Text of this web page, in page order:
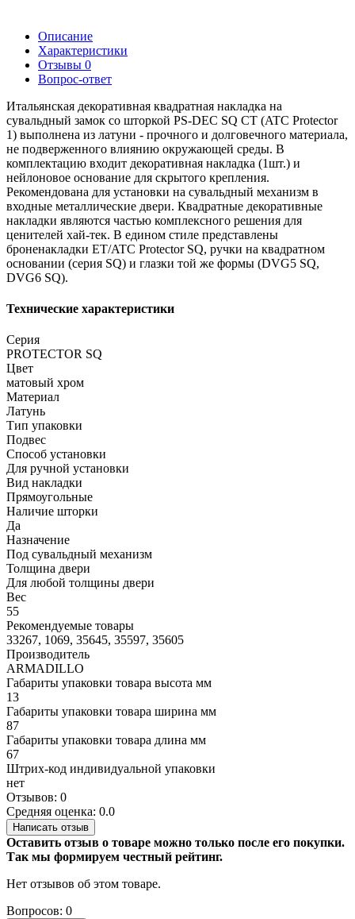
Описание
Характеристики
Отзывы 0
Вопрос-ответ
Итальянская декоративная квадратная накладка на
сувальдный замок со шторкой PS-DEC SQ CT (ATC Protector
1) выполнена из латуни - прочного и долговечного материала,
не подверженного влиянию окружающей среды. В
комплектацию входит декоративная накладка (1шт.) и
нейлоновое основание для скрытого крепления.
Рекомендована для установки на сувальдный механизм в
входные металлические двери. Квадратные декоративные
накладки являются частью комплексного решения для
ценителей хай-тек. В едином стиле представлены
броненакладки ET/ATC Protector SQ, ручки на квадратном
основании (серия SQ) и глазки той же формы (DVG5 SQ,
DVG6 SQ).
Технические характеристики
Серия
PROTECTOR SQ
Цвет
матовый хром
Материал
Латунь
Тип упаковки
Подвес
Способ установки
Для ручной установки
Вид накладки
Прямоугольные
Наличие шторки
Да
Назначение
Под сувальдный механизм
Толщина двери
Для любой толщины двери
Вес
55
Рекомендуемые товары
33267, 1069, 35645, 35597, 35605
Производитель
ARMADILLO
Габариты упаковки товара высота мм
13
Габариты упаковки товара ширина мм
87
Габариты упаковки товара длина мм
67
Штрих-код индивидуальной упаковки
нет
Отзывов: 0
Средняя оценка: 0.0
Написать отзыв
Оставить отзыв о товаре можно только после его покупки.
Так мы формируем честный рейтинг.
Нет отзывов об этом товаре.
Вопросов: 0